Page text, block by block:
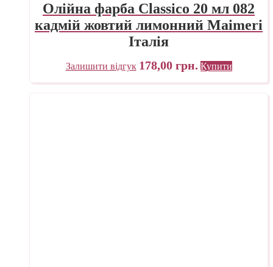
Олійна фарба Classico 20 мл 082
кадмій жовтий лимонний Maimeri
Італія
Залишити відгук 178,00 грн. Купити